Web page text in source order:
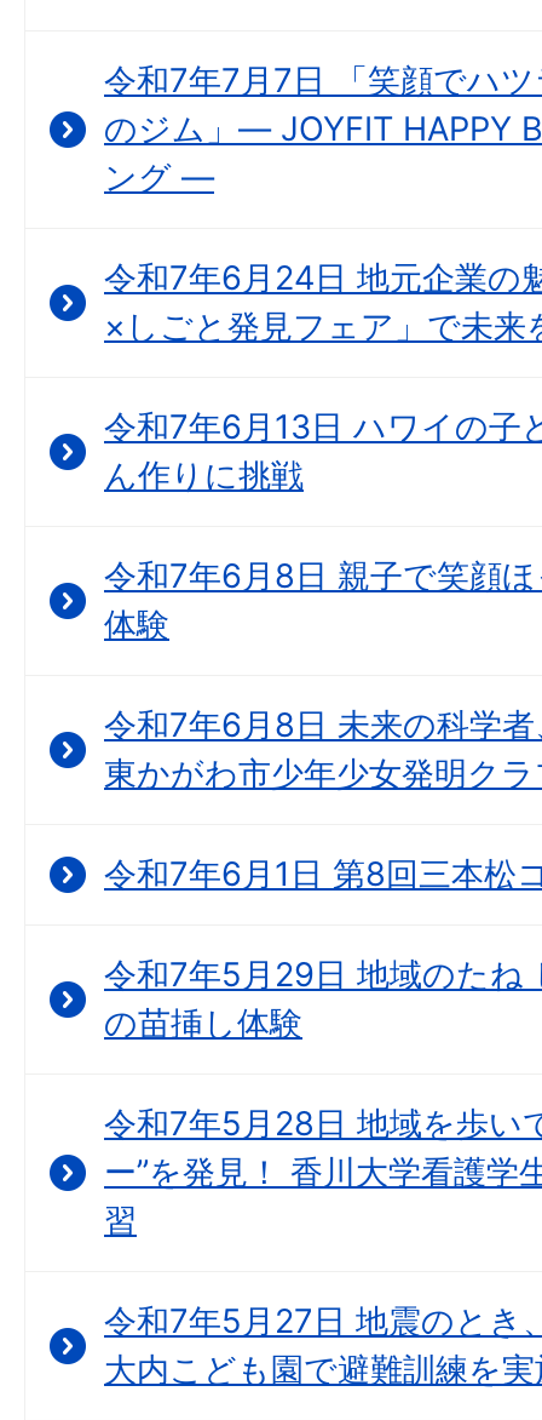
令和7年7月7日 「笑顔でハ
のジム」― JOYFIT HAPPY
ング ―
令和7年6月24日 地元企業の
×しごと発見フェア」で未来
令和7年6月13日 ハワイの子
ん作りに挑戦
令和7年6月8日 親子で笑顔
体験
令和7年6月8日 未来の科学
東かがわ市少年少女発明ク
令和7年6月1日 第8回三本松
令和7年5月29日 地域のたね
の苗挿し体験
令和7年5月28日 地域を歩い
ー”を発見！ 香川大学看護学
習
令和7年5月27日 地震のとき
大内こども園で避難訓練を実